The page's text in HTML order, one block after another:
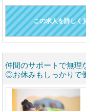
この求人を詳しく
仲間のサポートで無理
◎お休みもしっかりで